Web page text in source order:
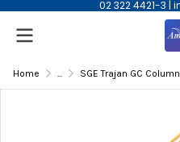
02 322 4421-3 |
Home ... SGE Trajan GC Column